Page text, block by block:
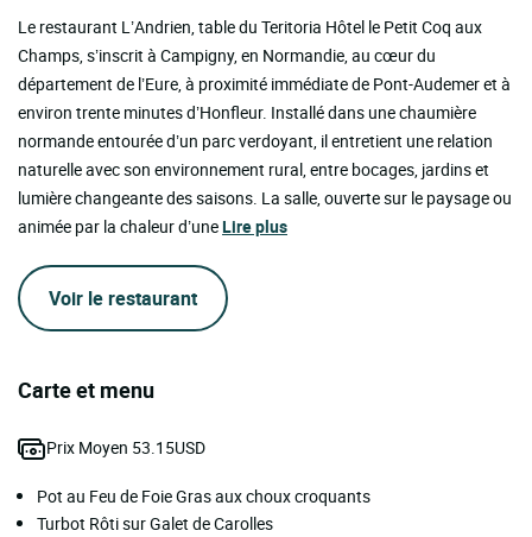
Le restaurant L’Andrien, table du Teritoria Hôtel le Petit Coq aux
Champs, s’inscrit à Campigny, en Normandie, au cœur du
département de l’Eure, à proximité immédiate de Pont-Audemer et à
environ trente minutes d’Honfleur. Installé dans une chaumière
normande entourée d’un parc verdoyant, il entretient une relation
naturelle avec son environnement rural, entre bocages, jardins et
lumière changeante des saisons. La salle, ouverte sur le paysage ou
animée par la chaleur d’uneLire plus
Voir le restaurant
Carte et menu
Prix Moyen 53.15USD
Pot au Feu de Foie Gras aux choux croquants
Turbot Rôti sur Galet de Carolles